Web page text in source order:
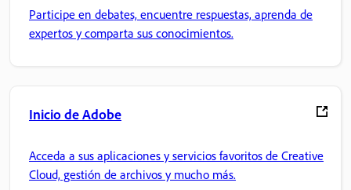
Participe en debates, encuentre respuestas, aprenda de
expertos y comparta sus conocimientos.
Inicio de Adobe
Acceda a sus aplicaciones y servicios favoritos de Creative
Cloud, gestión de archivos y mucho más.